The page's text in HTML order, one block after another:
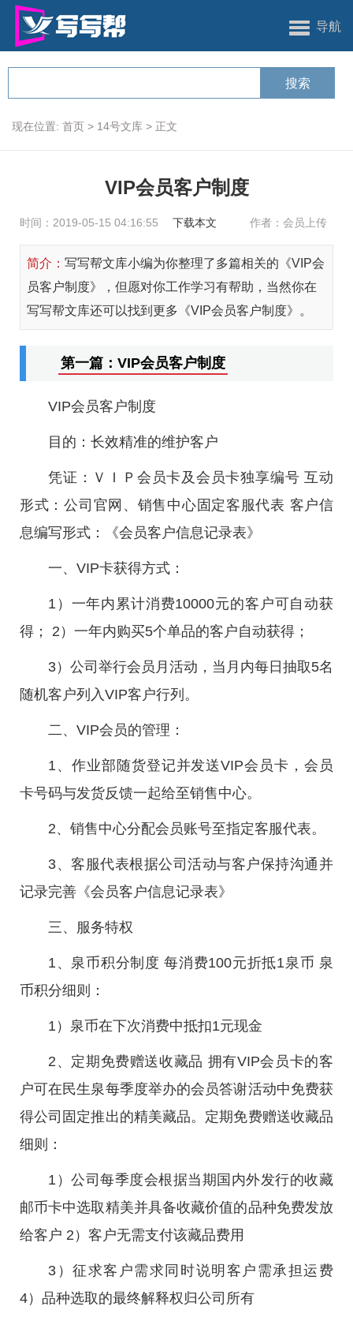
导航
现在位置: 首页 > 14号文库 > 正文
VIP会员客户制度
时间：2019-05-15 04:16:55 下载本文 作者：会员上传
简介： 写写帮文库小编为你整理了多篇相关的《VIP会
员客户制度》，但愿对你工作学习有帮助，当然你在
写写帮文库还可以找到更多《VIP会员客户制度》。
第一篇：VIP会员客户制度
VIP会员客户制度
目的：长效精准的维护客户
凭证：ＶＩＰ会员卡及会员卡独享编号 互动
形式：公司官网、销售中心固定客服代表 客户信
息编写形式：《会员客户信息记录表》
一、VIP卡获得方式：
1）一年内累计消费10000元的客户可自动获
得； 2）一年内购买5个单品的客户自动获得；
3）公司举行会员月活动，当月内每日抽取5名
随机客户列入VIP客户行列。
二、VIP会员的管理：
1、作业部随货登记并发送VIP会员卡，会员
卡号码与发货反馈一起给至销售中心。
2、销售中心分配会员账号至指定客服代表。
3、客服代表根据公司活动与客户保持沟通并
记录完善《会员客户信息记录表》
三、服务特权
1、泉币积分制度 每消费100元折抵1泉币 泉
币积分细则：
1）泉币在下次消费中抵扣1元现金
2、定期免费赠送收藏品 拥有VIP会员卡的客
户可在民生泉每季度举办的会员答谢活动中免费获
得公司固定推出的精美藏品。定期免费赠送收藏品
细则：
1）公司每季度会根据当期国内外发行的收藏
邮币卡中选取精美并具备收藏价值的品种免费发放
给客户 2）客户无需支付该藏品费用
3）征求客户需求同时说明客户需承担运费
4）品种选取的最终解释权归公司所有